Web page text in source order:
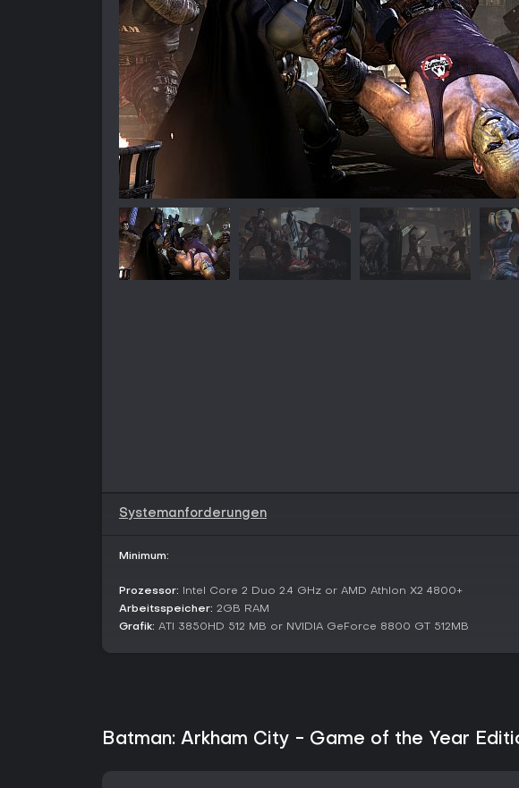
Systemanforderungen
Minimum:
Prozessor: Intel Core 2 Duo 2.4 GHz or AMD Athlon X2 4800+
Arbeitsspeicher: 2GB RAM
Grafik: ATI 3850HD 512 MB or NVIDIA GeForce 8800 GT 512MB
Batman: Arkham City - Game of the Year